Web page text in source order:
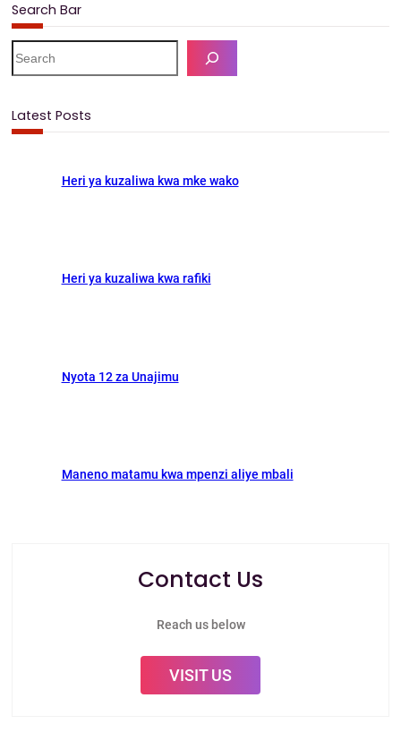
a
c
e
b
o
a
s
t
o
d
o
n
m
a
i
l
h
a
r
Search Bar
e
c
Latest Posts
Heri ya kuzaliwa kwa mke wako
Heri ya kuzaliwa kwa rafiki
Nyota 12 za Unajimu
Maneno matamu kwa mpenzi aliye mbali
Contact Us
Reach us below
VISIT US